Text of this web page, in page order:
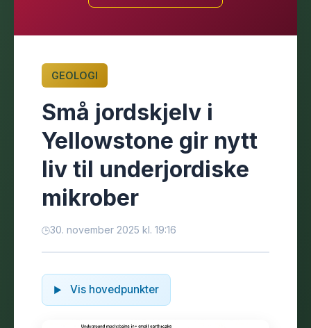
GEOLOGI
Små jordskjelv i
Yellowstone gir nytt
liv til underjordiske
mikrober
30. november 2025 kl. 19:16
Vis hovedpunkter